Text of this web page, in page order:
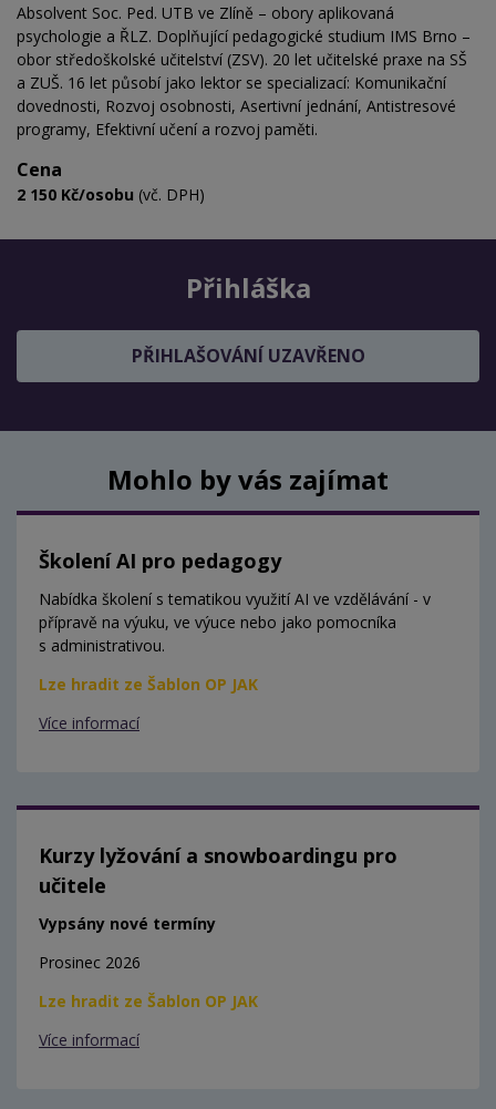
Absolvent Soc. Ped. UTB ve Zlíně – obory aplikovaná
psychologie a ŘLZ. Doplňující pedagogické studium IMS Brno –
obor středoškolské učitelství (ZSV). 20 let učitelské praxe na SŠ
a ZUŠ. 16 let působí jako lektor se specializací: Komunikační
dovednosti, Rozvoj osobnosti, Asertivní jednání, Antistresové
programy, Efektivní učení a rozvoj paměti.
Cena
2 150 Kč/osobu (vč. DPH)
Přihláška
PŘIHLAŠOVÁNÍ UZAVŘENO
Mohlo by vás zajímat
Školení AI pro pedagogy
Nabídka školení s tematikou využití AI ve vzdělávání - v
přípravě na výuku, ve výuce nebo jako pomocníka
s administrativou.
Lze hradit ze Šablon OP JAK
Více informací
Kurzy lyžování a snowboardingu pro
učitele
Vypsány nové termíny
Prosinec 2026
Lze hradit ze Šablon OP JAK
Více informací